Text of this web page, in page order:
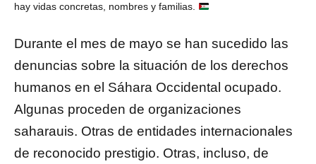
hay vidas concretas, nombres y familias.
Durante el mes de mayo se han sucedido las
denuncias sobre la situación de los derechos
humanos en el Sáhara Occidental ocupado.
Algunas proceden de organizaciones
saharauis. Otras de entidades internacionales
de reconocido prestigio. Otras, incluso, de